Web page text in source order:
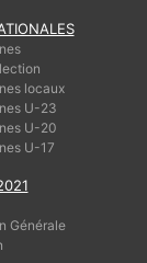
locaux
U-23
U-20
U-17
Générale